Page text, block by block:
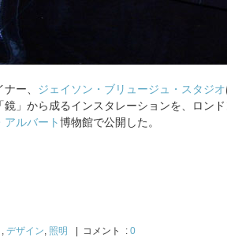
ー、 ジェイソン・ブリュージュ・スタジオ
鏡」から成るインスタレーションを、ロン
アルバート博物館で公開した。
, デザイン, 照明 | コメント : 0